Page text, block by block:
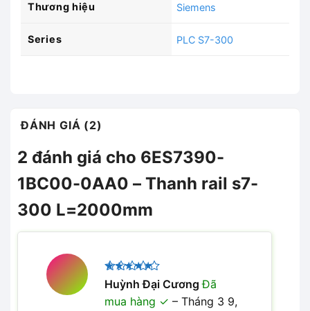
Thương hiệu Siemens
Series PLC S7-300
ĐÁNH GIÁ (2)
2 đánh giá cho 6ES7390-
1BC00-0AA0 – Thanh rail s7-
300 L=2000mm
Được xếp
hạng
5
sao
Huỳnh Đại CươngĐã
mua hàng
– Tháng 3 9,